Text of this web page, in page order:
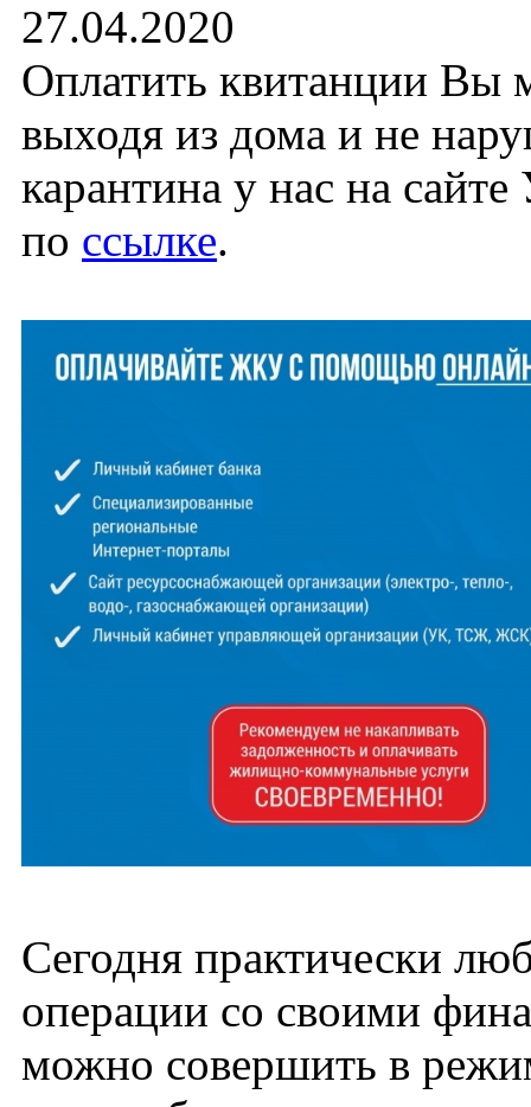
27.04.2020
Оплатить квитанции Вы
выходя из дома и не
карантина у нас на
по ссылке.
Сегодня практически
операции со своими
можно совершить в